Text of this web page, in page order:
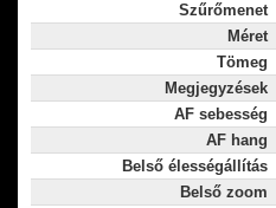
Szűrőmenet
Méret
Tömeg
Megjegyzések
AF sebesség
AF hang
Belső élességállítás
Belső zoom